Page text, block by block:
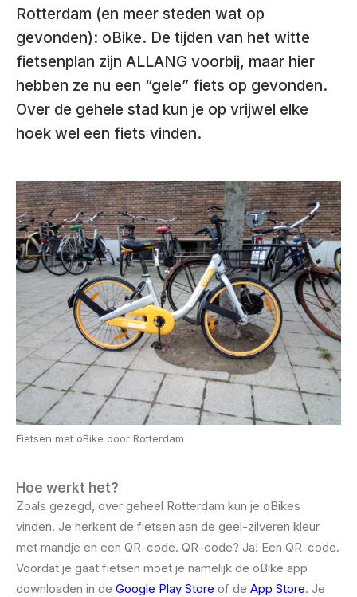
Rotterdam (en meer steden wat op
gevonden): oBike. De tijden van het witte
fietsenplan zijn ALLANG voorbij, maar hier
hebben ze nu een “gele” fiets op gevonden.
Over de gehele stad kun je op vrijwel elke
hoek wel een fiets vinden.
Fietsen met oBike door Rotterdam
Hoe werkt het?
Zoals gezegd, over geheel Rotterdam kun je oBikes
vinden. Je herkent de fietsen aan de geel-zilveren kleur
met mandje en een QR-code. QR-code? Ja! Een QR-code.
Voordat je gaat fietsen moet je namelijk de oBike app
downloaden in de Google Play Store of de App Store. Je